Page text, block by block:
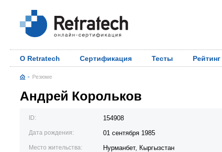
О Retratech Сертификация Тесты Рейтинг
Резюме
Андрей Корольков
ID: 154908
Дата рождения: 01 сентября 1985
Место жительства: Нурманбет, Кыргызстан